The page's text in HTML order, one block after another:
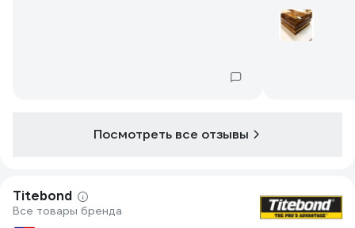
Читайте
свойства.
Посмотреть все отзывы
Titebond
Все товары бренда